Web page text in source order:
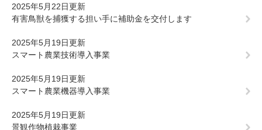
2025年5月22日更新
有害鳥獣を捕獲する担い手に補助金を交付します
2025年5月19日更新
スマート農業技術導入事業
2025年5月19日更新
スマート農業機器導入事業
2025年5月19日更新
景観作物植栽事業